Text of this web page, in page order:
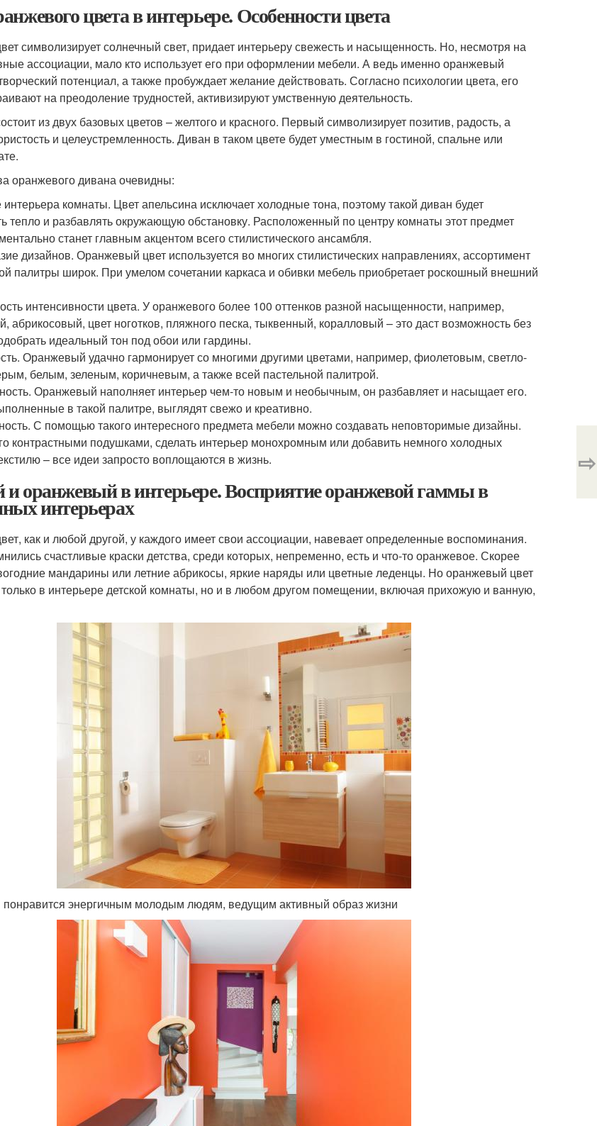
цвета в интерьере. Особенности цвета
символизирует солнечный свет, придает интерьеру свежесть и насыщенность. Но, несмотря на
ассоциации, мало кто использует его при оформлении мебели. А ведь именно оранжевый
потенциал, а также пробуждает желание действовать. Согласно психологии цвета, его
на преодоление трудностей, активизируют умственную деятельность.
из двух базовых цветов – желтого и красного. Первый символизирует позитив, радость, а
и целеустремленность. Диван в таком цвете будет уместным в гостиной, спальне или
оранжевого дивана очевидны:
комнаты. Цвет апельсина исключает холодные тона, поэтому такой диван будет
тепло и разбавлять окружающую обстановку. Расположенный по центру комнаты этот предмет
станет главным акцентом всего стилистического ансамбля.
дизайнов. Оранжевый цвет используется во многих стилистических направлениях, ассортимент
палитры широк. При умелом сочетании каркаса и обивки мебель приобретает роскошный внешний
интенсивности цвета. У оранжевого более 100 оттенков разной насыщенности, например,
абрикосовый, цвет ноготков, пляжного песка, тыквенный, коралловый – это даст возможность без
идеальный тон под обои или гардины.
Оранжевый удачно гармонирует со многими другими цветами, например, фиолетовым, светло-
белым, зеленым, коричневым, а также всей пастельной палитрой.
Оранжевый наполняет интерьер чем-то новым и необычным, он разбавляет и насыщает его.
в такой палитре, выглядят свежо и креативно.
С помощью такого интересного предмета мебели можно создавать неповторимые дизайны.
контрастными подушками, сделать интерьер монохромным или добавить немного холодных
– все идеи запросто воплощаются в жизнь.
оранжевый в интерьере. Восприятие оранжевой гаммы в
интерьерах
как и любой другой, у каждого имеет свои ассоциации, навевает определенные воспоминания.
счастливые краски детства, среди которых, непременно, есть и что-то оранжевое. Скорее
мандарины или летние абрикосы, яркие наряды или цветные леденцы. Но оранжевый цвет
в интерьере детской комнаты, но и в любом другом помещении, включая прихожую и ванную,
понравится энергичным молодым людям, ведущим активный образ жизни
⇨